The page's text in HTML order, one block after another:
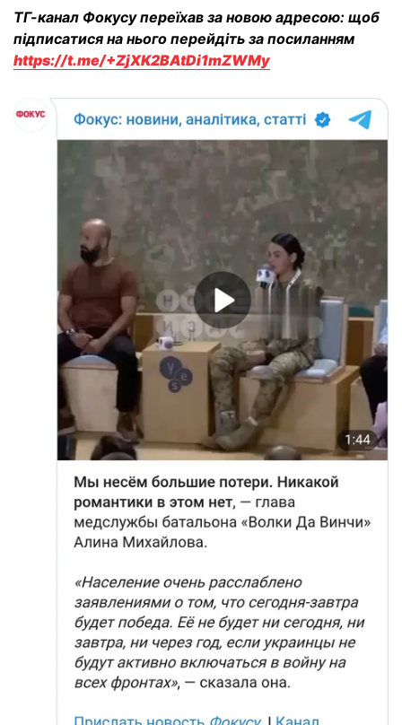
ТГ-канал Фокусу переїхав за новою адресою: щоб
підписатися на нього перейдіть за посиланням
https://t.me/+ZjXK2BAtDi1mZWMy